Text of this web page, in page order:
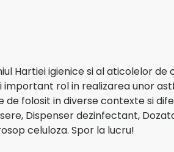
Hartiei igienice si al aticolelor
important rol in realizarea unor
de folosit in diverse contexte si
Dispenser dezinfectant,
celuloza. Spor la lucru!